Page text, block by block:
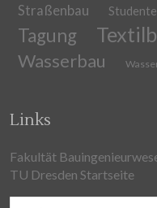
Straßenbau
Tagung
Wasserbau
Links
Fakultät
TU Dresden Startseite
Suchen